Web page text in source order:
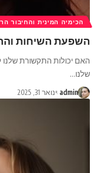
הכימיה המינית והחיבור
השפעת השיחות
האם יכולות התקשורת
שלנו…
admin ינואר 31, 2025